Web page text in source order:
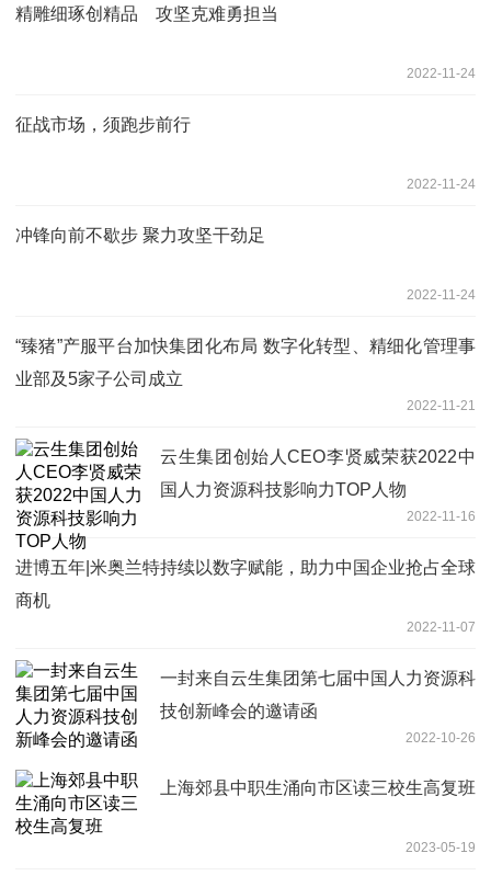
精雕细琢创精品 攻坚克难勇担当
2022-11-24
征战市场，须跑步前行
2022-11-24
冲锋向前不歇步 聚力攻坚干劲足
2022-11-24
“臻猪”产服平台加快集团化布局 数字化转型、精细化管理事
业部及5家子公司成立
2022-11-21
云生集团创始人CEO李贤威荣获2022中
国人力资源科技影响力TOP人物
2022-11-16
进博五年|米奥兰特持续以数字赋能，助力中国企业抢占全球
商机
2022-11-07
一封来自云生集团第七届中国人力资源科
技创新峰会的邀请函
2022-10-26
上海郊县中职生涌向市区读三校生高复班
2023-05-19